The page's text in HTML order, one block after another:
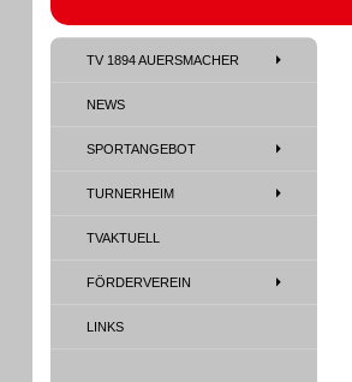
TV 1894 Auersmacher
TV 1894 AUERSMACHER
NEWS
SPORTANGEBOT
TURNERHEIM
TVAKTUELL
FÖRDERVEREIN
LINKS